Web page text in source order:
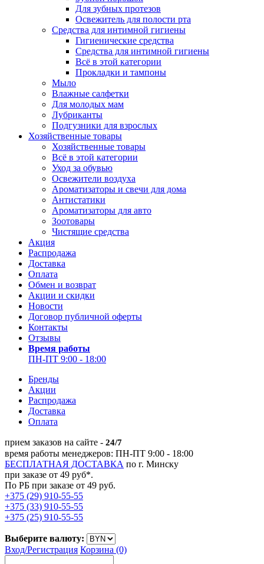
Для зубных протезов
Освежитель для полости рта
Средства для интимной гигиены
Гигиенические средства
Средства для интимной гигиены
Всё в этой категории
Прокладки и тампоны
Мыло
Влажные салфетки
Для молодых мам
Лубриканты
Подгузники для взрослых
Хозяйственные товары
Хозяйственные товары
Всё в этой категории
Уход за обувью
Освежители воздуха
Ароматизаторы и свечи для дома
Антистатики
Ароматизаторы для авто
Зоотовары
Чистящие средства
Акция
Распродажа
Доставка
Оплата
Обмен и возврат
Акции и скидки
Новости
Договор публичной оферты
Контакты
Отзывы
Время работы
ПН-ПТ 9:00 - 18:00
Бренды
Акции
Распродажа
Доставка
Оплата
прием заказов на сайте - 24/7
время работы менеджеров: ПН-ПТ 9:00 - 18:00
БЕСПЛАТНАЯ ДОСТАВКА по г. Минску
при заказе от 49 руб*.
По РБ при заказе от 49 руб.
+375 (29) 910-55-55
+375 (33) 910-55-55
+375 (25) 910-55-55
Выберите валюту:
Вход/Регистрация Корзина (0)